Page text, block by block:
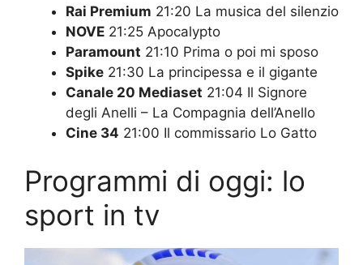
Rai Premium 21:20 La musica del silenzio
NOVE 21:25 Apocalypto
Paramount 21:10 Prima o poi mi sposo
Spike 21:30 La principessa e il gigante
Canale 20 Mediaset 21:04 Il Signore
degli Anelli – La Compagnia dell’Anello
Cine 34 21:00 Il commissario Lo Gatto
Programmi di oggi: lo
sport in tv